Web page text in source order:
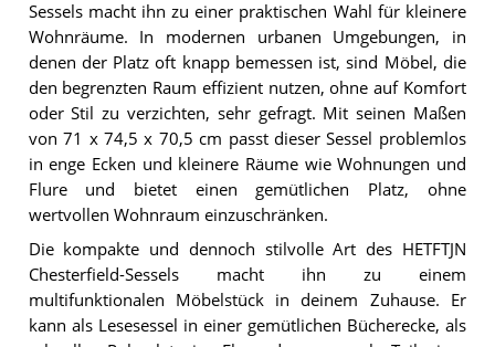
Sessels macht ihn zu einer praktischen Wahl für kleinere
Wohnräume. In modernen urbanen Umgebungen, in
denen der Platz oft knapp bemessen ist, sind Möbel, die
den begrenzten Raum effizient nutzen, ohne auf Komfort
oder Stil zu verzichten, sehr gefragt. Mit seinen Maßen
von 71 x 74,5 x 70,5 cm passt dieser Sessel problemlos
in enge Ecken und kleinere Räume wie Wohnungen und
Flure und bietet einen gemütlichen Platz, ohne
wertvollen Wohnraum einzuschränken.
Die kompakte und dennoch stilvolle Art des HETFTJN
Chesterfield-Sessels macht ihn zu einem
multifunktionalen Möbelstück in deinem Zuhause. Er
kann als Lesesessel in einer gemütlichen Bücherecke, als